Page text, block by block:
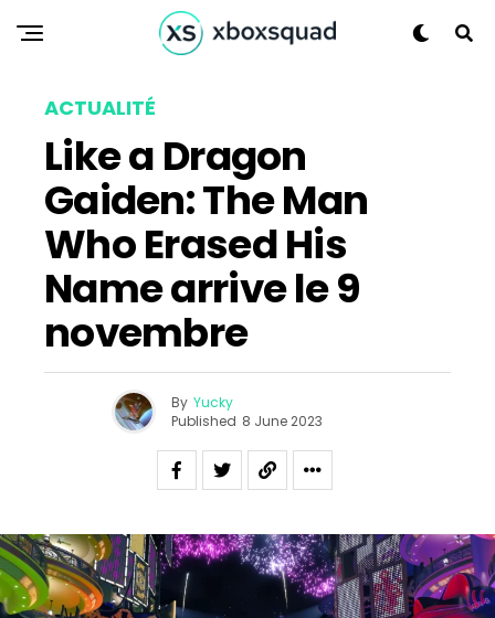
ACTUALITÉ
Like a Dragon
Gaiden: The Man
Who Erased His
Name arrive le 9
novembre
By Yucky
Published 8 June 2023
Reddit
Pinterest